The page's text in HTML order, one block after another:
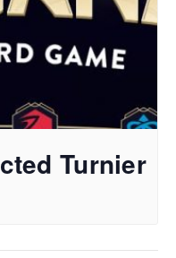
Turnier